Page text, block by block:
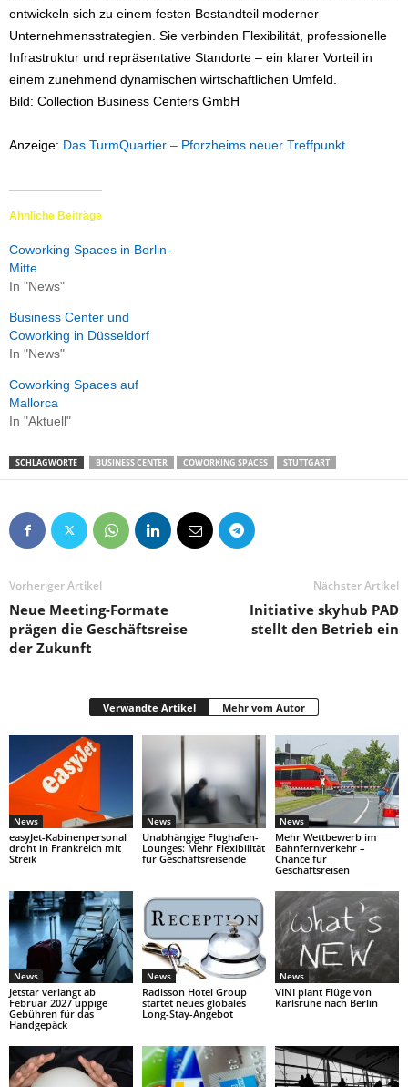
entwickeln sich zu einem festen Bestandteil moderner
Unternehmensstrategien. Sie verbinden Flexibilität, professionelle
Infrastruktur und repräsentative Standorte – ein klarer Vorteil in
einem zunehmend dynamischen wirtschaftlichen Umfeld.
Bild: Collection Business Centers GmbH
Anzeige: Das TurmQuartier – Pforzheims neuer Treffpunkt
Ähnliche Beiträge
Coworking Spaces in Berlin-
Mitte
In "News"
Business Center und
Coworking in Düsseldorf
In "News"
Coworking Spaces auf
Mallorca
In "Aktuell"
SCHLAGWORTE BUSINESS CENTER COWORKING SPACES STUTTGART
Vorheriger Artikel
Neue Meeting-Formate
prägen die Geschäftsreise
der Zukunft
Nächster Artikel
Initiative skyhub PAD
stellt den Betrieb ein
Verwandte Artikel Mehr vom Autor
News
easyJet-Kabinenpersonal
droht in Frankreich mit
Streik
News
Unabhängige Flughafen-
Lounges: Mehr Flexibilität
für Geschäftsreisende
News
Mehr Wettbewerb im
Bahnfernverkehr –
Chance für
Geschäftsreisen
News
Jetstar verlangt ab
Februar 2027 üppige
Gebühren für das
Handgepäck
News
Radisson Hotel Group
startet neues globales
Long-Stay-Angebot
News
VINI plant Flüge von
Karlsruhe nach Berlin